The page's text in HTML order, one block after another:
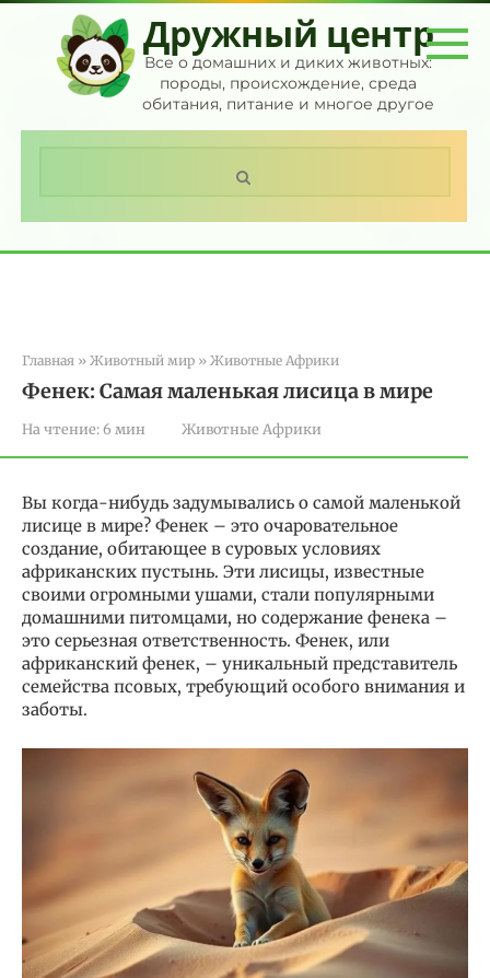
Перейти
контенту
Дружный центр
Все о домашних и диких животных:
породы, происхождение, среда
обитания, питание и многое другое
Главная » Животный мир » Животные Африки
Фенек: Самая маленькая лисица в мире
На чтение:6 мин Животные Африки
Вы когда-нибудь задумывались о самой маленькой
лисице в мире? Фенек – это очаровательное
создание, обитающее в суровых условиях
африканских пустынь. Эти лисицы, известные
своими огромными ушами, стали популярными
домашними питомцами, но содержание фенека –
это серьезная ответственность. Фенек, или
африканский фенек, – уникальный представитель
семейства псовых, требующий особого внимания и
заботы.